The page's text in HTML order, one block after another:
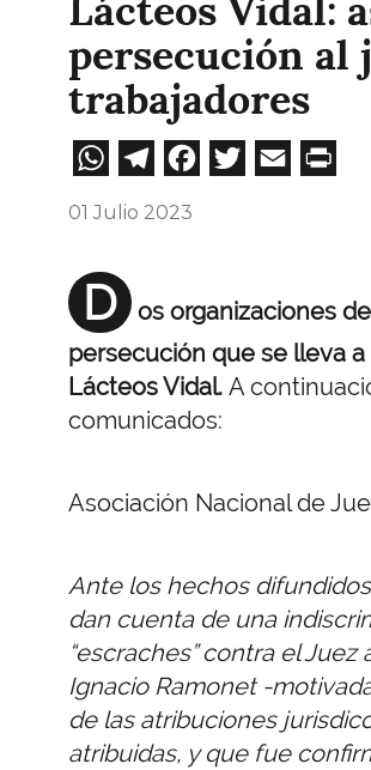
Lácteos Vidal:
persecución al
trabajadores
WhatsApp
Telegram
Facebook
Twitter
Email
01 Julio 2023
D
os organizaciones
persecución que se lleva
Lácteos Vidal. A
comunicados:
Asociación Nacional de
Ante los hechos
dan cuenta de una
“escraches” contra el
Ignacio Ramonet -
de las atribuciones
atribuidas, y que fue